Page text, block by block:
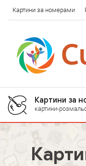
Картини за номерами
Картини за
картини-